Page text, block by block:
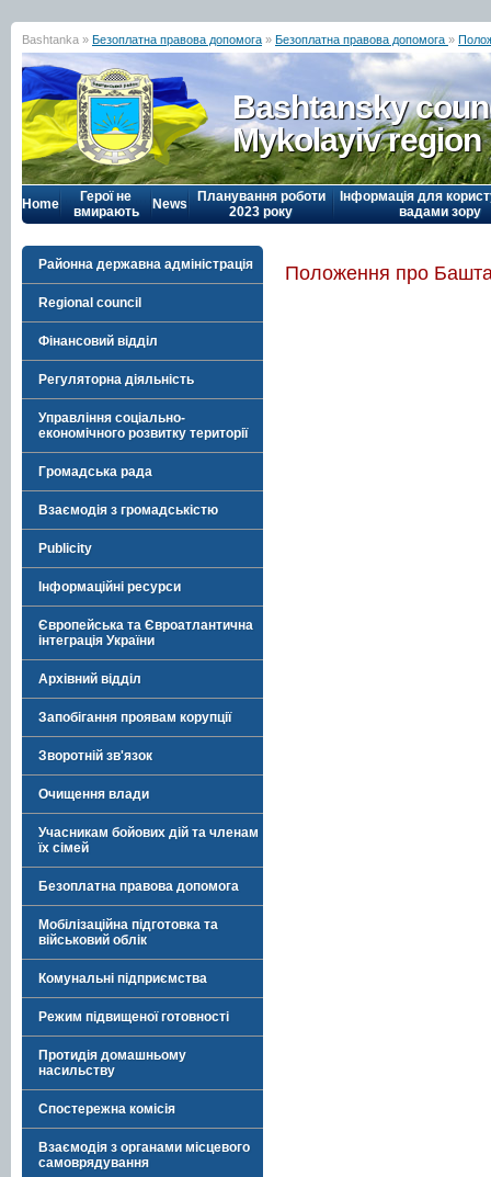
Bashtanka » Безоплатна правова допомога » Безоплатна правова допомога »
Bashtansky
Mykolayiv region
Home
Герої не
вмирають
News
Планування роботи
2023 року
Інформація для
вадами зору
Районна державна адміністрація
Regional council
Фінансовий відділ
Регуляторна діяльність
Управління соціально-
економічного розвитку території
Громадська рада
Взаємодія з громадськістю
Publicity
Інформаційні ресурси
Європейська та Євроатлантична
інтеграція України
Архівний відділ
Запобігання проявам корупції
Зворотній зв'язок
Очищення влади
Учасникам бойових дій та членам
їх сімей
Безоплатна правова допомога
Мобілізаційна підготовка та
військовий облік
Комунальні підприємства
Режим підвищеної готовності
Протидія домашньому
насильству
Спостережна комісія
Взаємодія з органами місцевого
самоврядування
Положення про